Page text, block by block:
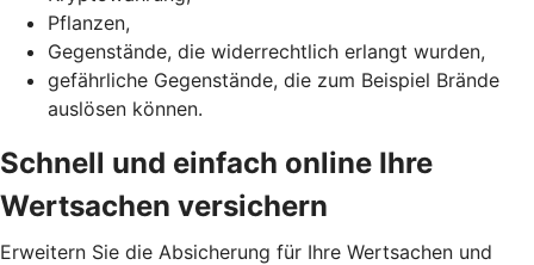
Pflanzen,
Gegenstände, die widerrechtlich erlangt wurden,
gefährliche Gegenstände, die zum Beispiel Brände
auslösen können.
Schnell und einfach online Ihre
Wertsachen versichern
Erweitern Sie die Absicherung für Ihre Wertsachen und